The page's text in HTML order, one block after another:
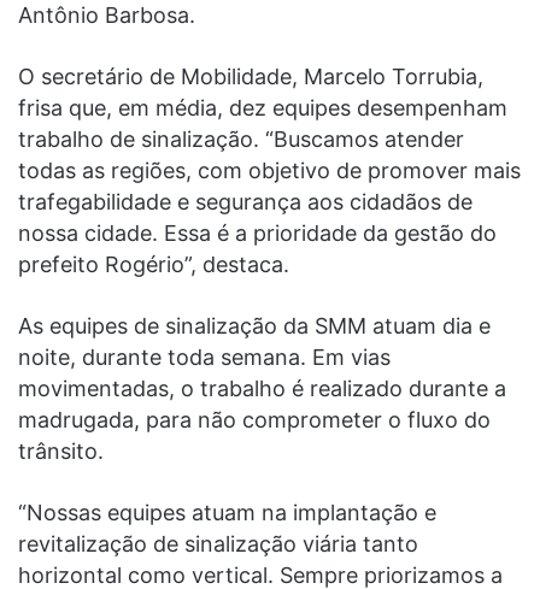
Antônio Barbosa.
O secretário de Mobilidade, Marcelo Torrubia,
frisa que, em média, dez equipes desempenham
trabalho de sinalização. “Buscamos atender
todas as regiões, com objetivo de promover mais
trafegabilidade e segurança aos cidadãos de
nossa cidade. Essa é a prioridade da gestão do
prefeito Rogério”, destaca.
As equipes de sinalização da SMM atuam dia e
noite, durante toda semana. Em vias
movimentadas, o trabalho é realizado durante a
madrugada, para não comprometer o fluxo do
trânsito.
“Nossas equipes atuam na implantação e
revitalização de sinalização viária tanto
horizontal como vertical. Sempre priorizamos a